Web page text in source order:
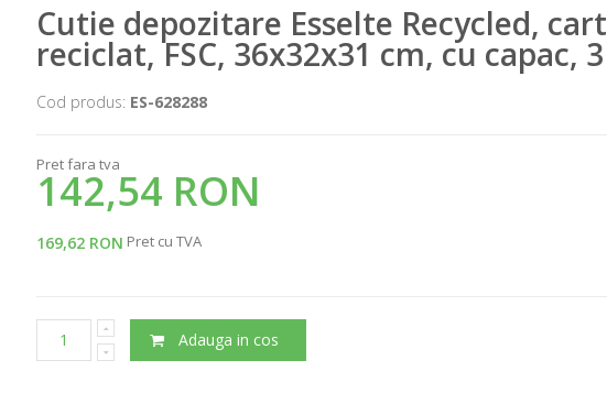
Cutie depozitare Esselte Recycled,
reciclat, FSC, 36x32x31 cm, cu capac,
Cod produs: ES-628288
Pret fara tva
142,54 RON
169,62 RON Pret cu TVA
Adauga in cos